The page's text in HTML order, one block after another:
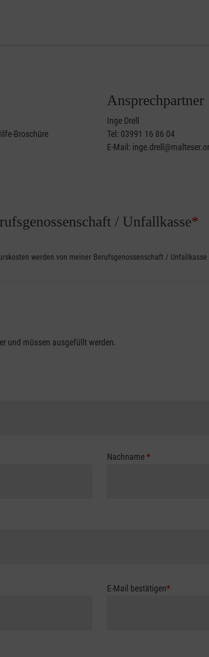
Broschüre
Ansprechpartner
Inge Drell
Tel: 03991 16 86 04
E-Mail:
/ Unfallkasse*
werden von meiner Berufsgenossenschaft /
/ Unfallkasse nutzen, beachten Sie bitte,
vollen Kursgebühr als Selbstzahler.
und müssen ausgefüllt werden.
Nachname*
E-Mail bestätigen*